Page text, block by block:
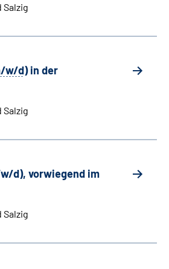
Salzig
w/d) in der
Salzig
d), vorwiegend im
Salzig